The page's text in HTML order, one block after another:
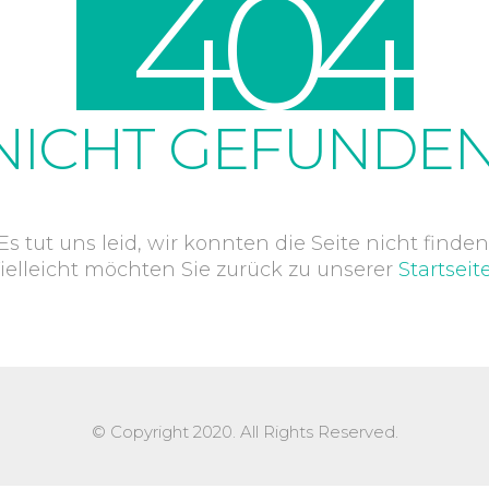
404
tut uns leid, wir konnten die Seite nicht
möchten Sie zurück zu unserer
© Copyright 2020. All Rights Reserved.